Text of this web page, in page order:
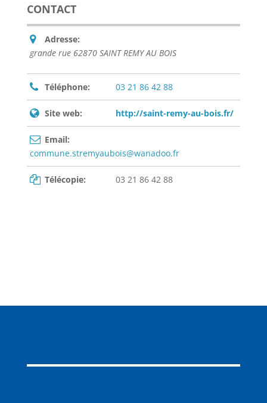
CONTACT
Adresse:
grande rue 62870 SAINT REMY AU BOIS
Téléphone: 03 21 86 42 88
Site web: http://saint-remy-au-bois.fr/
Email:
commune.stremyaubois@wanadoo.fr
Télécopie: 03 21 86 42 88